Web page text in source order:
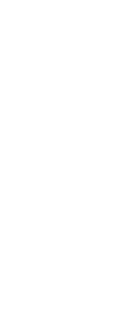
Liquid Eye Liner